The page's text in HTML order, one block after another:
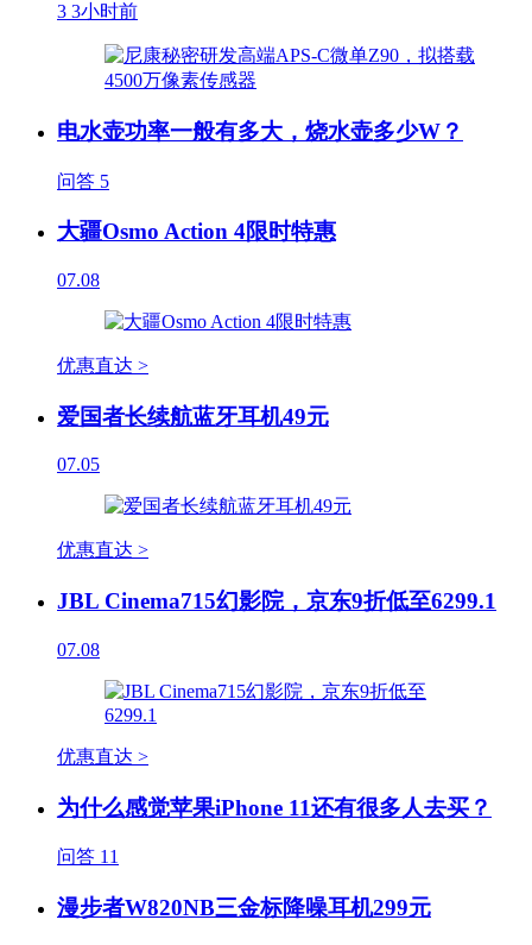
3 3小时前
电水壶功率一般有多大，烧水壶多少W？
问答 5
大疆Osmo Action 4限时特惠
07.08
优惠直达 >
爱国者长续航蓝牙耳机49元
07.05
优惠直达 >
JBL Cinema715幻影院，京东9折低至6299.1
07.08
优惠直达 >
为什么感觉苹果iPhone 11还有很多人去买？
问答 11
漫步者W820NB三金标降噪耳机299元